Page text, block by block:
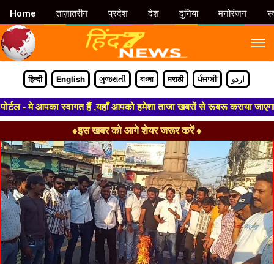
हिन्दी English ગુજરાતી বাংলা मराठी ਪੰਜਾਬੀ اردو
आपका स्वागत हैं ,यहाँ आपको हमेशा ताजा खबरों से रूबरू कराया जाएगा ,
♦इस खबर को आगे शेयर जरूर करें ♦
Home ताज़ातरीन प्रदेश देश दुनिया मनोरंजन